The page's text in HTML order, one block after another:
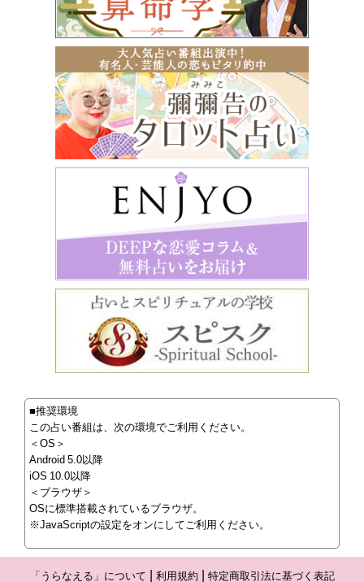
■推奨環境
この占い番組は、次の環境でご利用ください。
＜OS＞
Android 5.0以降
iOS 10.0以降
＜ブラウザ＞
OSに標準搭載されているブラウザ。
※JavaScriptの設定をオンにしてご利用ください。
「うらなえる」について 利用規約
特定商取引法に基づく表記